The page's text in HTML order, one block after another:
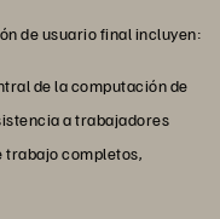
de usuario final incluyen:
de la computación de
a trabajadores
trabajo completos,